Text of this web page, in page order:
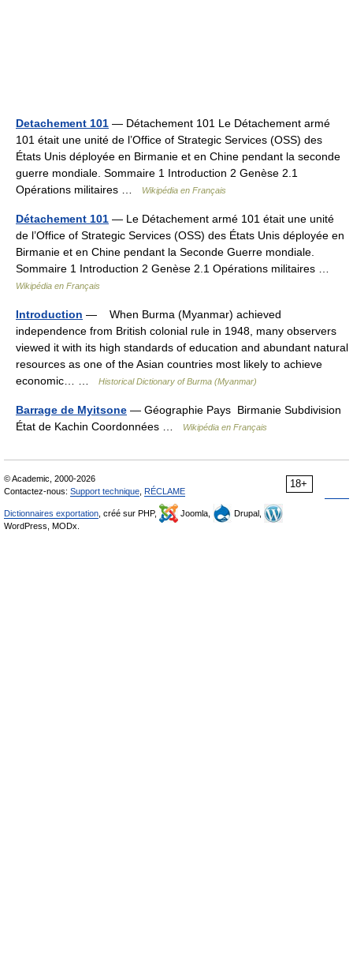
Detachement 101 — Détachement 101 Le Détachement armé
101 était une unité de l’Office of Strategic Services (OSS) des
États Unis déployée en Birmanie et en Chine pendant la seconde
guerre mondiale. Sommaire 1 Introduction 2 Genèse 2.1
Opérations militaires …
Wikipédia en Français
Détachement 101 — Le Détachement armé 101 était une unité
de l’Office of Strategic Services (OSS) des États Unis déployée en
Birmanie et en Chine pendant la Seconde Guerre mondiale.
Sommaire 1 Introduction 2 Genèse 2.1 Opérations militaires …
Wikipédia en Français
Introduction — When Burma (Myanmar) achieved
independence from British colonial rule in 1948, many observers
viewed it with its high standards of education and abundant natural
resources as one of the Asian countries most likely to achieve
economic… …
Historical Dictionary of Burma (Myanmar)
Barrage de Myitsone — Géographie Pays Birmanie Subdivision
État de Kachin Coordonnées …
Wikipédia en Français
18+
© Academic, 2000-2026
Contactez-nous: Support technique RÉCLAME
Dictionnaires exportation , créé sur PHP, Joomla,
Drupal,
WordPress, MODx.